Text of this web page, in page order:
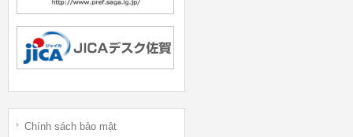
Chính sách bảo mật